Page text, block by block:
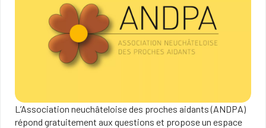
L’Association neuchâteloise des proches aidants (ANDPA)
répond gratuitement aux questions et propose un espace